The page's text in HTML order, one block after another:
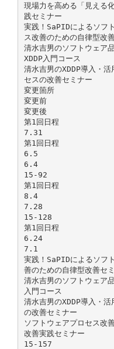
現場力を高める「見える
践セミナー
実践！SaPIDによるソフ
ス改善のための自律型改
清水吉男のソフトウェア
XDDP入門コース
清水吉男のXDDP導入・
セスの改善セミナー
変更箇所
変更前
変更後
第1回日程
7.31
第1回日程
6.5
6.4
15-92
第1回日程
8.4
7.28
15-128
第1回日程
6.24
7.1
実践！SaPIDによるソフ
善のための自律型改善セ
清水吉男のソフトウェア
入門コース
清水吉男のXDDP導入・
の改善セミナー
ソフトウェアプロセス改
改善実践セミナー
15-157